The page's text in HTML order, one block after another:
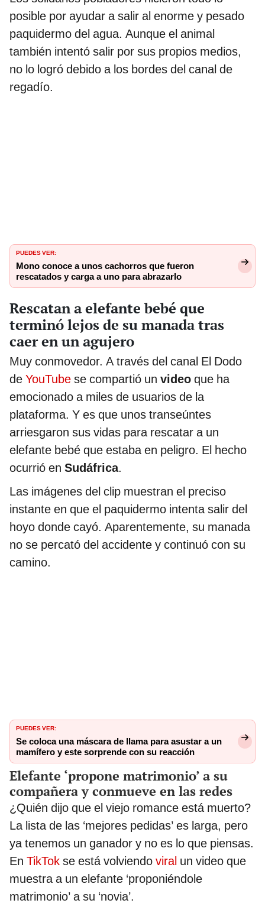
posible por ayudar a salir al enorme y pesado
paquidermo del agua. Aunque el animal
también intentó salir por sus propios medios,
no lo logró debido a los bordes del canal de
regadío.
PUEDES VER:
Mono conoce a unos cachorros que fueron
rescatados y carga a uno para abrazarlo
Rescatan a elefante bebé que
terminó lejos de su manada tras
caer en un agujero
Muy conmovedor. A través del canal El Dodo
de YouTube se compartió un video que ha
emocionado a miles de usuarios de la
plataforma. Y es que unos transeúntes
arriesgaron sus vidas para rescatar a un
elefante bebé que estaba en peligro. El hecho
ocurrió en Sudáfrica.
Las imágenes del clip muestran el preciso
instante en que el paquidermo intenta salir del
hoyo donde cayó. Aparentemente, su manada
no se percató del accidente y continuó con su
camino.
PUEDES VER:
Se coloca una máscara de llama para asustar a un
mamífero y este sorprende con su reacción
Elefante ‘propone matrimonio’ a su
compañera y conmueve en las redes
¿Quién dijo que el viejo romance está muerto?
La lista de las ‘mejores pedidas’ es larga, pero
ya tenemos un ganador y no es lo que piensas.
En TikTok se está volviendo viral un video que
muestra a un elefante ‘proponiéndole
matrimonio’ a su ‘novia’.